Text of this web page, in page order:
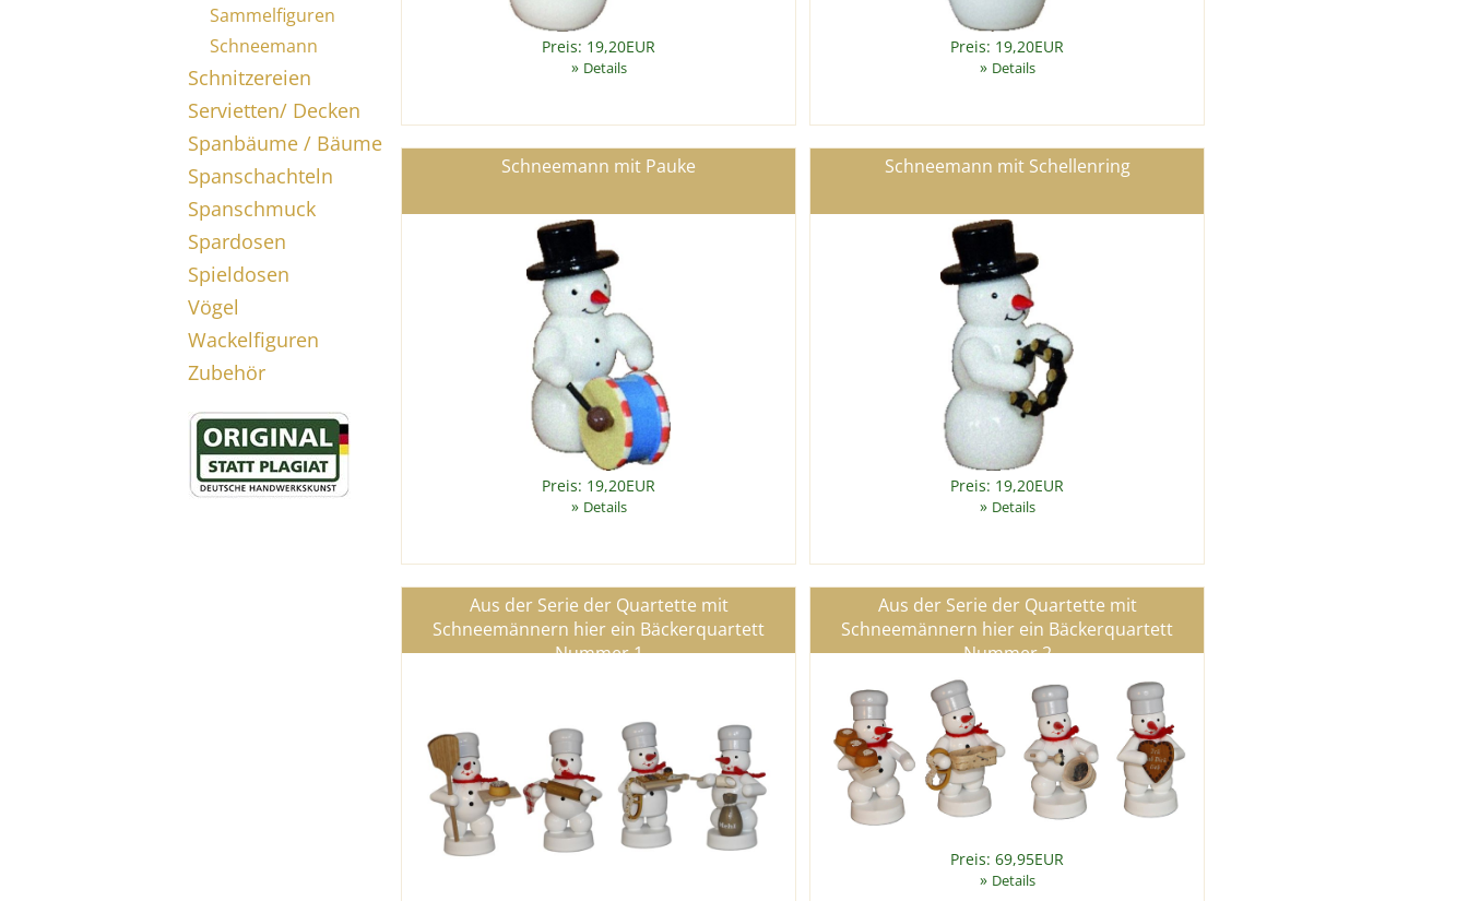
Sammelfiguren
Schneemann
Schnitzereien
Servietten/ Decken
Spanbäume / Bäume
Spanschachteln
Spanschmuck
Spardosen
Spieldosen
Vögel
Wackelfiguren
Zubehör
Preis: 19,20EUR
» Details
Preis: 19,20EUR
» Details
Schneemann mit Pauke
Preis: 19,20EUR
» Details
Schneemann mit Schellenring
Preis: 19,20EUR
» Details
Aus der Serie der Quartette mit
Schneemännern hier ein Bäckerquartett
Nummer 1
Aus der Serie der Quartette mit
Schneemännern hier ein Bäckerquartett
Nummer 2
Preis: 69,95EUR
» Details